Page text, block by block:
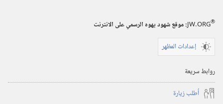
نافذة
JW.ORG®
:‏ موقع شهود يهوه الرسمي على الانترنت
إعدادات المظهر
روابط سريعة
أُطلب زيارة